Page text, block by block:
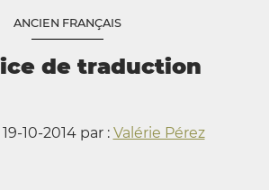
ANCIEN FRANÇAIS
de traduction
10-2014 par : Valérie Pérez